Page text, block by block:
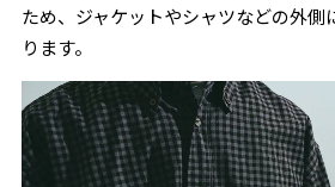
ため、ジャケットやシャツなどの外側
ります。